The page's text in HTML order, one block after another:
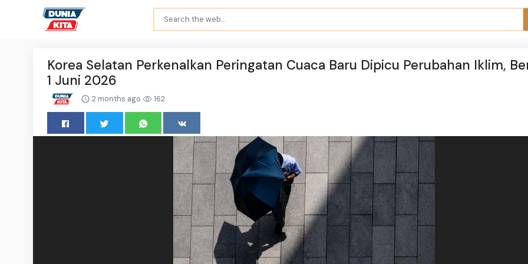
Korea Selatan Perkenalkan Peringatan Cuaca Baru Dipicu Perubahan Iklim,
1 Juni 2026
2 months ago 162